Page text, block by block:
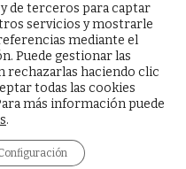
by
de terceros para captar
servicios y mostrarle
mediante el
Puede gestionar las
rechazarlas haciendo clic
todas las cookies
más información puede
.